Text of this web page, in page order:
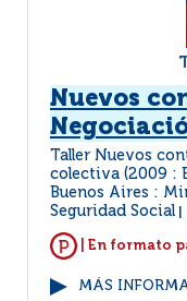
Nuevos
Taller Nuevos
colectiva (2009 :
Buenos Aires :
Seguridad Social
| En formato
MÁS